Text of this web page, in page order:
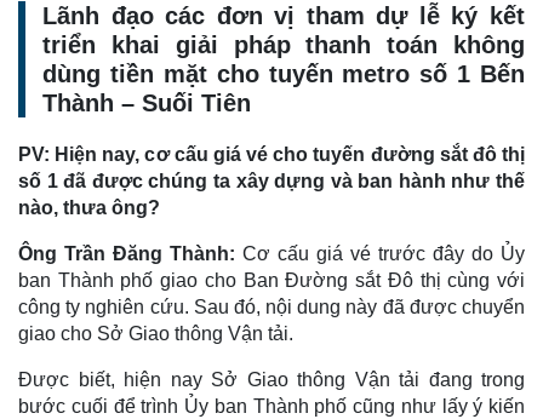
Lãnh đạo các đơn vị tham dự lễ ký kết
triển khai giải pháp thanh toán không
dùng tiền mặt cho tuyến metro số 1 Bến
Thành – Suối Tiên
PV: Hiện nay, cơ cấu giá vé cho tuyến đường sắt đô thị
số 1 đã được chúng ta xây dựng và ban hành như thế
nào, thưa ông?
Ông Trần Đăng Thành: Cơ cấu giá vé trước đây do Ủy
ban Thành phố giao cho Ban Đường sắt Đô thị cùng với
công ty nghiên cứu. Sau đó, nội dung này đã được chuyển
giao cho Sở Giao thông Vận tải.
Được biết, hiện nay Sở Giao thông Vận tải đang trong
bước cuối để trình Ủy ban Thành phố cũng như lấy ý kiến